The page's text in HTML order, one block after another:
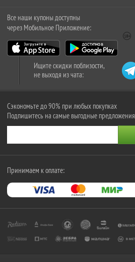
Все наши купоны доступны
через Мобильное Приложение:
Ищите скидки поблизости,
не выходя из чата:
Сэкономьте до 90% при любых покупках
Подпишитесь на самые выгодные предложения
Принимаем к оплате: